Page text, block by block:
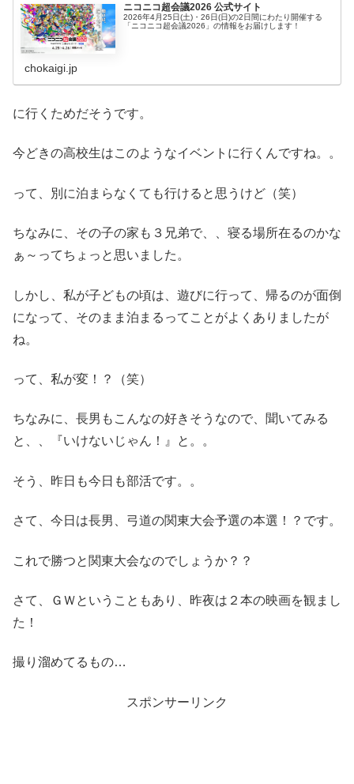
ニコニコ超会議2026 公式サイト
2026年4月25日(土)・26日(日)の2日間にわたり開催する
「ニコニコ超会議2026」の情報をお届けします！
chokaigi.jp
に行くためだそうです。
今どきの高校生はこのようなイベントに行くんですね。。
って、別に泊まらなくても行けると思うけど（笑）
ちなみに、その子の家も３兄弟で、、寝る場所在るのかな
ぁ～ってちょっと思いました。
しかし、私が子どもの頃は、遊びに行って、帰るのが面倒
になって、そのまま泊まるってことがよくありましたが
ね。
って、私が変！？（笑）
ちなみに、長男もこんなの好きそうなので、聞いてみる
と、、『いけないじゃん！』と。。
そう、昨日も今日も部活です。。
さて、今日は長男、弓道の関東大会予選の本選！？です。
これで勝つと関東大会なのでしょうか？？
さて、ＧＷということもあり、昨夜は２本の映画を観まし
た！
撮り溜めてるもの…
スポンサーリンク